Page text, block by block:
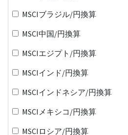
MSCIブラジル/円換算
MSCI中国/円換算
MSCIエジプト/円換算
MSCIインド/円換算
MSCIインドネシア/円換算
MSCIメキシコ/円換算
MSCIロシア/円換算